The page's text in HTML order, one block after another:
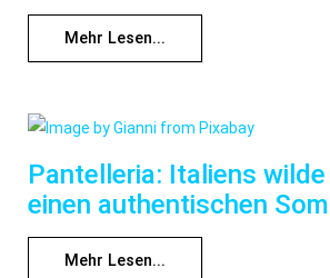
Mehr Lesen...
Pantelleria: Italiens
einen authentischen
Mehr Lesen...